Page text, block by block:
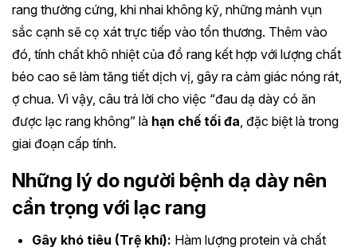
rang thường cứng, khi nhai không kỹ, những mảnh vụn
sắc cạnh sẽ cọ xát trực tiếp vào tổn thương. Thêm vào
đó, tính chất khô nhiệt của đồ rang kết hợp với lượng chất
béo cao sẽ làm tăng tiết dịch vị, gây ra cảm giác nóng rát,
ợ chua. Vì vậy, câu trả lời cho việc “đau dạ dày có ăn
được lạc rang không” là hạn chế tối đa , đặc biệt là trong
giai đoạn cấp tính.
Những lý do người bệnh dạ dày nên
cẩn trọng với lạc rang
Gây khó tiêu (Trệ khí): Hàm lượng protein và chất